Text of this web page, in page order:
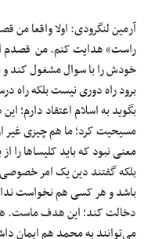
آرمین لنگرودی: اولا واقعا من
راست» هدایت کنم. من قصدم
خودش را با سوال مشغول کند و
برود راه دوری نیست بلکه راه
بگوید به اسلام اعتقاد
مسیحیت کرد؛ ما هم چیزی غیر
معنی نبود که باید کلیسا‌ها را
بلکه گفتند دین یک امر
باشد و هر کسی هم نخواست
دخالت کند؛ این هدف ماست.
می‌توانند به محمد هم ایمان